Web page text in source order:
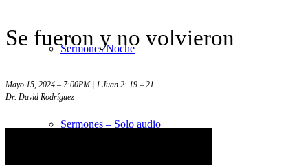
Sermones Noche
Sermones – Solo audio
Se fueron y no volvieron
Mayo 15, 2024 – 7:00PM | 1 Juan 2: 19 – 21
Dr. David Rodríguez